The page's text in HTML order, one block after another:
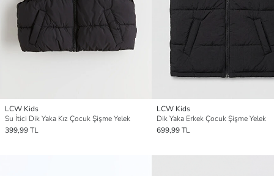
LCW Kids
Su İtici Dik Yaka Kız Çocuk Şişme Yelek
399,99 TL
LCW Kids
Dik Yaka Erkek Çocuk Şişme Yelek
699,99 TL